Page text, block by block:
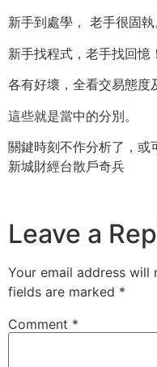
新手到處學， 老手很固執
新手找程式，老手找回憶！
各有好壞，全看交易態度
這些就是當中的分別。
關鍵時刻不作分析了，或
新城財經台散戶奇兵
Leave a
Your email address will
fields are marked *
Comment *